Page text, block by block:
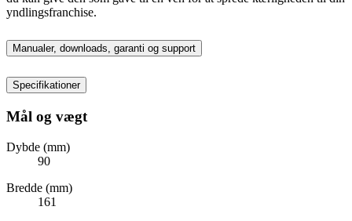
yndlingsfranchise.
Manualer, downloads, garanti og support
Specifikationer
Mål og vægt
Dybde (mm)
90
Bredde (mm)
161